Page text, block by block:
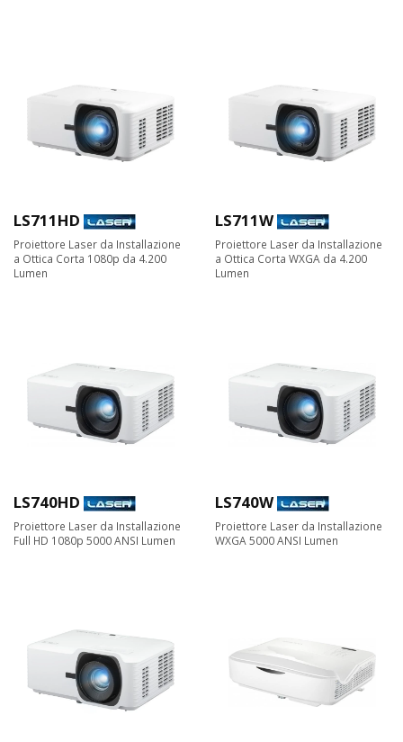
LS711HD
Proiettore Laser da Installazione
a Ottica Corta 1080p da 4.200
Lumen
LS711W
Proiettore Laser da Installazione
a Ottica Corta WXGA da 4.200
Lumen
LS740HD
Proiettore Laser da Installazione
Full HD 1080p 5000 ANSI Lumen
LS740W
Proiettore Laser da Installazione
WXGA 5000 ANSI Lumen